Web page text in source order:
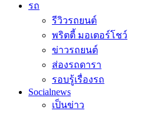
รถ
รีวิวรถยนต์
พริตตี้ มอเตอร์โชว์
ข่าวรถยนต์
ส่องรถดารา
รอบรู้เรื่องรถ
Socialnews
เป็นข่าว